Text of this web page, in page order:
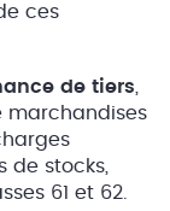
ces
de tiers
marchandises
de stocks,
61 et 62.